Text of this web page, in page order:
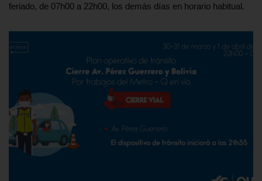
feriado, de 07h00 a 22h00, los demás días en horario habitual.